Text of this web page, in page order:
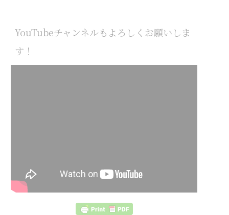
YouTubeチャンネルもよろしくお願いしま
す！